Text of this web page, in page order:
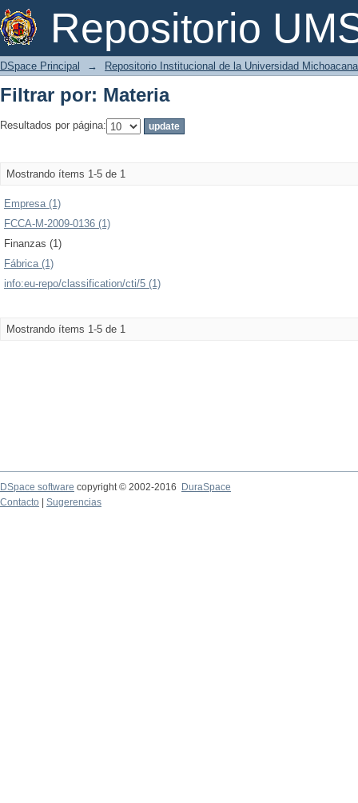
Repositorio
Filtrar por: Materia
DSpace Principal → Repositorio Institucional de la Universidad
Filtrar por: Materia
Resultados por página:
Mostrando ítems 1-5 de 1
Empresa (1)
FCCA-M-2009-0136 (1)
Finanzas (1)
Fábrica (1)
info:eu-repo/classification/cti/5 (1)
Mostrando ítems 1-5 de 1
DSpace software copyright © 2002-2016
DuraSpace
Contacto
Sugerencias